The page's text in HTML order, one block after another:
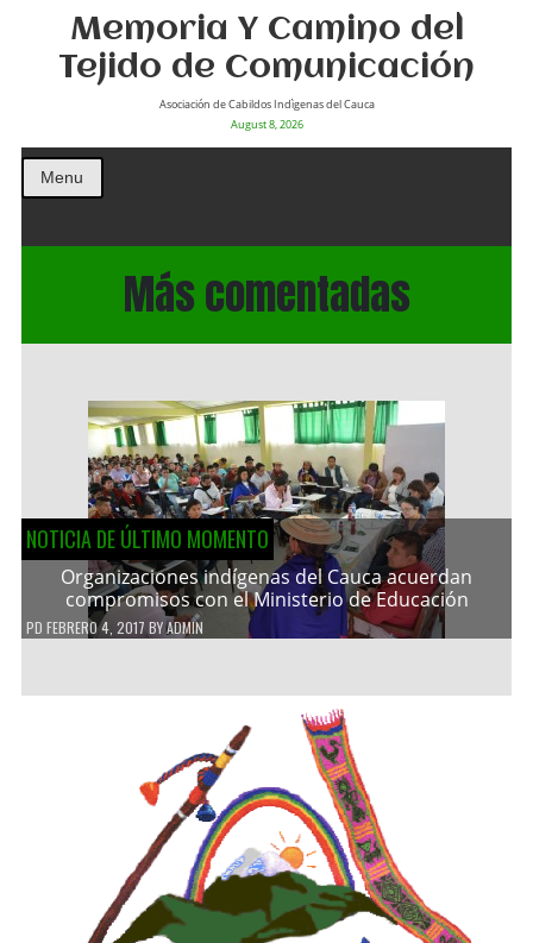
Memoria Y Camino del
Tejido de Comunicación
Asociación de Cabildos Indìgenas del Cauca
August 8, 2026
Menu
Más comentadas
NOTICIA DE ÚLTIMO MOMENTO
Organizaciones indígenas del Cauca acuerdan
compromisos con el Ministerio de Educación
PD FEBRERO 4, 2017 BYADMIN